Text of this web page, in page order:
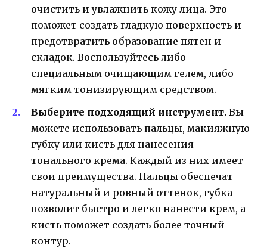
очистить и увлажнить кожу лица. Это
поможет создать гладкую поверхность и
предотвратить образование пятен и
складок. Воспользуйтесь либо
специальным очищающим гелем, либо
мягким тонизирующим средством.
Выберите подходящий инструмент. Вы
можете использовать пальцы, макияжную
губку или кисть для нанесения
тонального крема. Каждый из них имеет
свои преимущества. Пальцы обеспечат
натуральный и ровный оттенок, губка
позволит быстро и легко нанести крем, а
кисть поможет создать более точный
контур.